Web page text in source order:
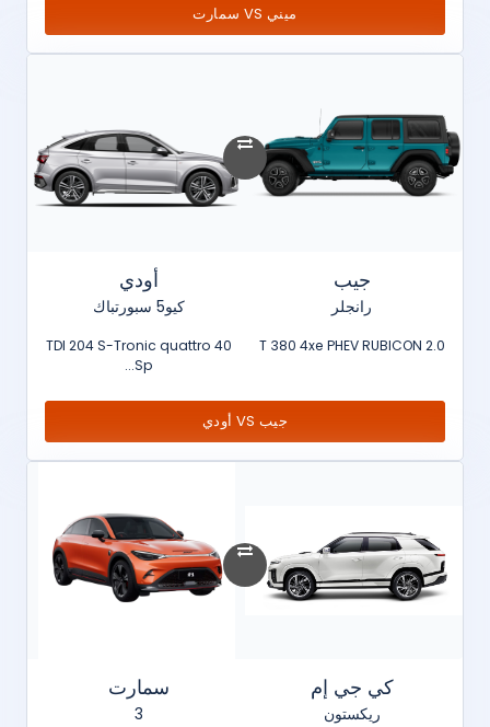
ميني VS سمارت
جيب
رانجلر
2.0 T 380 4xe PHEV RUBICON
أودي
كيو5 سبورتباك
40 TDI 204 S-Tronic quattro
Sp...
جيب VS أودي
كي جي إم
ريكستون
سمارت
3